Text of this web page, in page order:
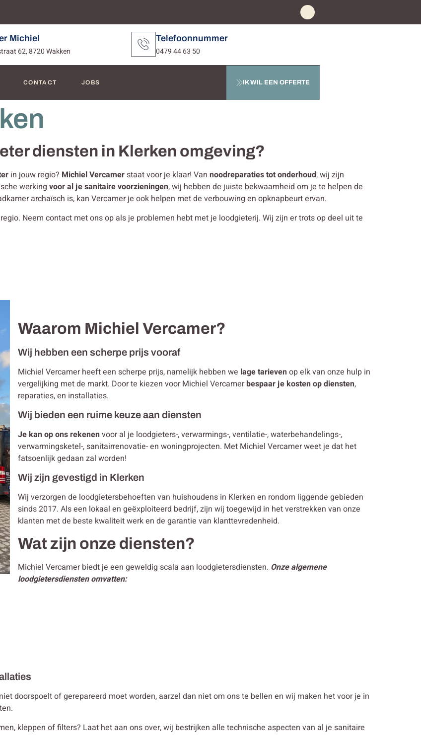
Michiel
62, 8720 Wakken
Telefoonnummer
0479 44 63 50
CONTACT JOBS IK WIL EEN OFFERTE
diensten in Klerken omgeving?
in jouw regio? Michiel Vercamerstaat voor je klaar! Van noodreparaties tot onderhoud, wij zijn
werking voor al je sanitaire voorzieningen, wij hebben de juiste bekwaamheid om je te helpen de
archaïsch is, kan Vercamer je ook helpen met de verbouwing en opknapbeurt ervan.
Neem contact met ons op als je problemen hebt met je loodgieterij. Wij zijn er trots op deel uit te
Waarom Michiel Vercamer?
Wij hebben een scherpe prijs vooraf
Michiel Vercamer heeft een scherpe prijs, namelijk hebben we lage tarievenop elk van onze hulp in
vergelijking met de markt. Door te kiezen voor Michiel Vercamerbespaar je kosten op diensten,
reparaties, en installaties.
Wij bieden een ruime keuze aan diensten
Je kan op ons rekenenvoor al je loodgieters-, verwarmings-, ventilatie-, waterbehandelings-,
verwarmingsketel-, sanitairrenovatie- en woningprojecten. Met Michiel Vercamer weet je dat het
fatsoenlijk gedaan zal worden!
Wij zijn gevestigd in Klerken
Wij verzorgen de loodgietersbehoeften van huishoudens in Klerken en rondom liggende gebieden
sinds 2017. Als een lokaal en geëxploiteerd bedrijf, zijn wij toegewijd in het verstrekken van onze
klanten met de beste kwaliteit werk en de garantie van klanttevredenheid.
Wat zijn onze diensten?
Michiel Vercamer biedt je een geweldig scala aan loodgietersdiensten. Onze algemene
loodgietersdiensten omvatten:
doorspoelt of gerepareerd moet worden, aarzel dan niet om ons te bellen en wij maken het voor je in
kleppen of filters? Laat het aan ons over, wij bestrijken alle technische aspecten van al je sanitaire